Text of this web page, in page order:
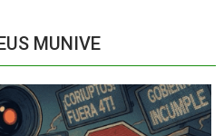
MUNIVE